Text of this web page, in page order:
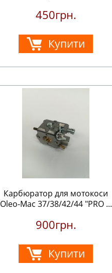
450грн.
Купити
Карбюратор для мотокоси
Oleo-Mac 37/38/42/44 "PRO ...
900грн.
Купити